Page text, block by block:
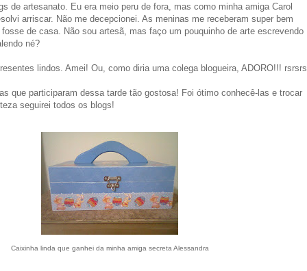
de artesanato. Eu era meio peru de fora, mas como minha amiga Carol
arriscar. Não me decepcionei. As meninas me receberam super bem
de casa. Não sou artesã, mas faço um pouquinho de arte escrevendo
né?
lindos. Amei! Ou, como diria uma colega blogueira, ADORO!!! rsrsrs
que participaram dessa tarde tão gostosa! Foi ótimo conhecê-las e trocar
seguirei todos os blogs!
Caixinha linda que ganhei da minha amiga secreta Alessandra